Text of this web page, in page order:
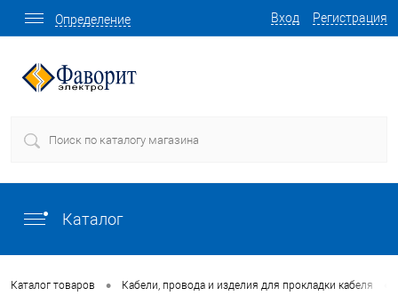
Вход Регистрация
Определение
Каталог
Каталог товаров • Кабели, провода и изделия для прокладки кабеля